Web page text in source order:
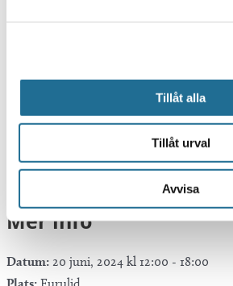
Tillåt alla
Tillåt urval
Avvisa
Google Kalender
Outlook 365
Mer info
Datum: 20 juni, 2024 kl 12:00 - 18:00
Plats: Furulid